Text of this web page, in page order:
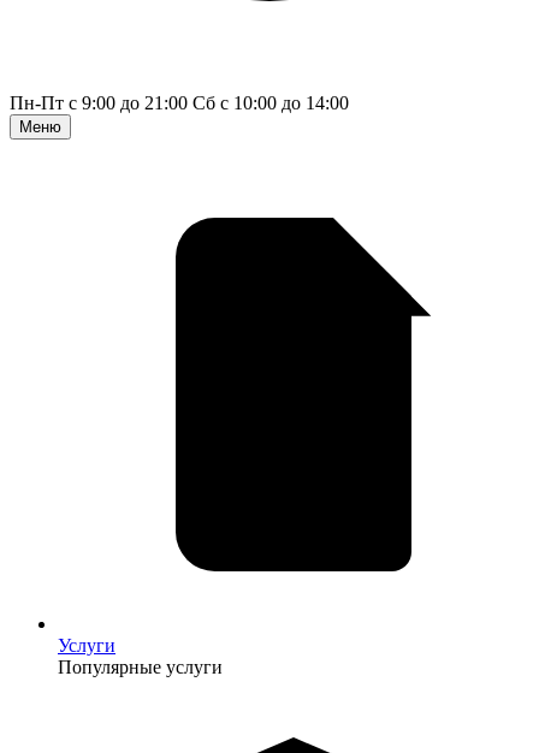
Пн-Пт с 9:00 до 21:00 Сб с 10:00 до 14:00
Меню
Услуги
Популярные услуги